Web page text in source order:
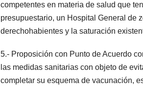
competentes en materia de salud que
presupuestario, un Hospital General de
derechohabientes y la saturación
5.- Proposición con Punto de Acuerdo
las medidas sanitarias con objeto de
completar su esquema de vacunación,